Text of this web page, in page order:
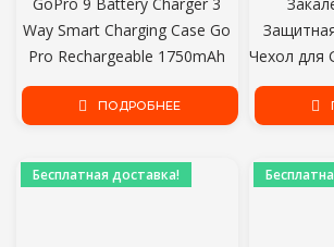
Way Smart Charging Case Go
Pro Rechargeable 1750mAh
Battery Storage Box Для
Аксессуаров Gopro Hero 9
ПОДРОБНЕЕ
Чехол для
Lens
Бесплатная доставка!